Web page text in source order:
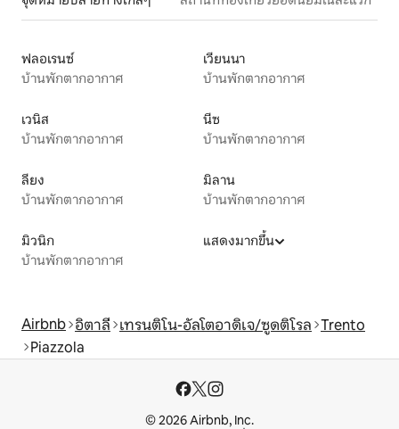
ฟลอเรนซ์
บ้านพักตากอากาศ
เวียนนา
บ้านพักตากอากาศ
เวนิส
บ้านพักตากอากาศ
นีซ
บ้านพักตากอากาศ
ลียง
บ้านพักตากอากาศ
มิลาน
บ้านพักตากอากาศ
มิวนิก
บ้านพักตากอากาศ
แสดงมากขึ้น
Airbnb อิตาลี เทรนติโน-อัลโตอาดิเจ/ซูดติโรล Trento
Piazzola
© 2026 Airbnb, Inc.